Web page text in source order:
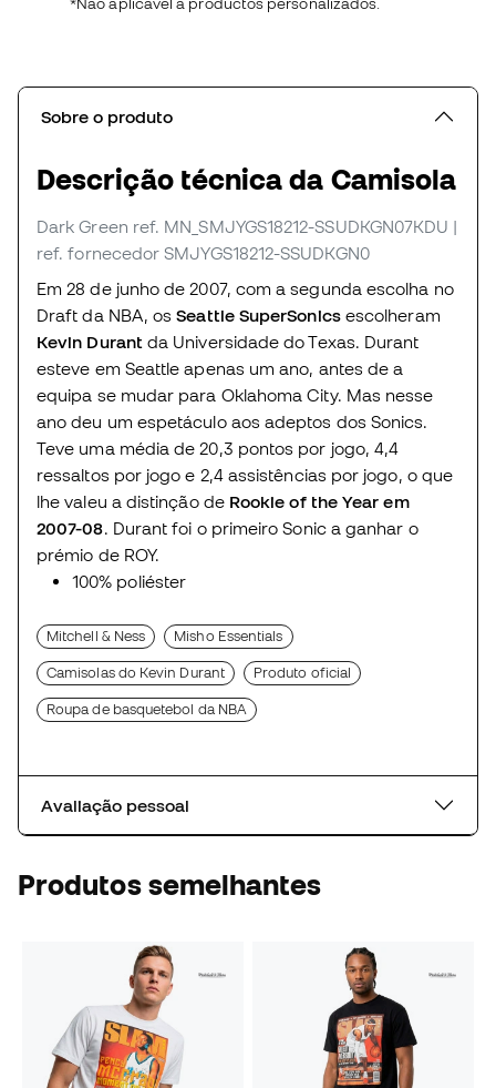
Sobre o produto
Descrição técnica da Camisola
Dark Green ref. MN_SMJYGS18212-SSUDKGN07KDU |
ref. fornecedor SMJYGS18212-SSUDKGN0
Em 28 de junho de 2007, com a segunda escolha no
Draft da NBA, osSeattle SuperSonicsescolheram
Kevin Durant da Universidade do Texas. Durant
esteve em Seattle apenas um ano, antes de a
equipa se mudar para Oklahoma City. Mas nesse
ano deu um espetáculo aos adeptos dos Sonics.
Teve uma média de 20,3 pontos por jogo, 4,4
ressaltos por jogo e 2,4 assistências por jogo, o que
lhe valeu a distinção de Rookie of the Year em
2007-08. Durant foi o primeiro Sonic a ganhar o
prémio de ROY.
100% poliéster
Mitchell & Ness Misho Essentials
Camisolas do Kevin Durant Produto oficial
Roupa de basquetebol da NBA
Avaliação pessoal
Produtos semelhantes